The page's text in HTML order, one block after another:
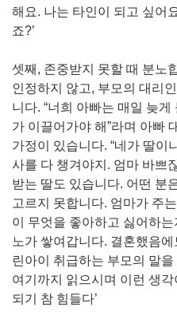
해요. 나는 타인이 되고 싶어
죠?’
셋째, 존중받지 못할 때 분노
인정하지 않고, 부모의 대리
니다. “너희 아빠는 매일 늦
가 이끌어가야 해”라며 아빠
가정이 있습니다. “네가 딸이
사를 다 챙겨야지. 엄마 바쁘
받는 딸도 있습니다. 어떤 분
고르지 못합니다. 엄마가 주
이 무엇을 좋아하고 싫어하
노가 쌓여갑니다. 결혼했음
린아이 취급하는 부모의 말
여기까지 읽으시며 이런 생각
되기 참 힘들다’